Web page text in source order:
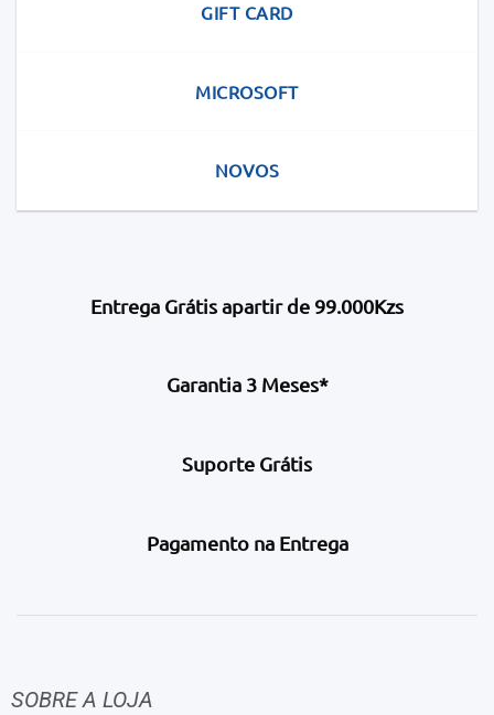
GIFT CARD
MICROSOFT
NOVOS
Entrega Grátis apartir de 99.000Kzs
Garantia 3 Meses*
Suporte Grátis
Pagamento na Entrega
SOBRE A LOJA